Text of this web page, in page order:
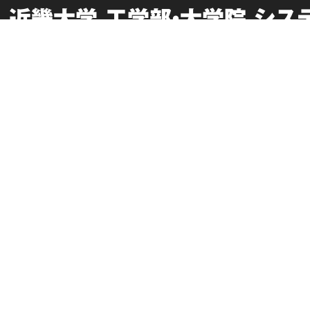
近畿大学 工学部・大学院 シス